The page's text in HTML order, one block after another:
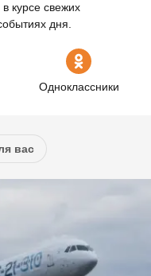
курсе свежих
дня.
Одноклассники
вас